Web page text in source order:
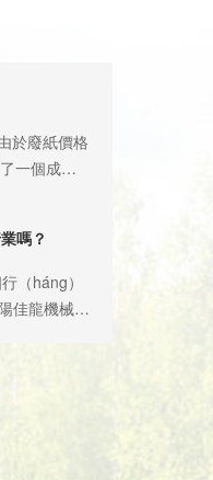
於廢紙價格
一個成本
紙為例，
（wǒ）們
高) 3.以
）工按50
嗎？
（háng）
佳龍機械
（jì）、設
護（hù）